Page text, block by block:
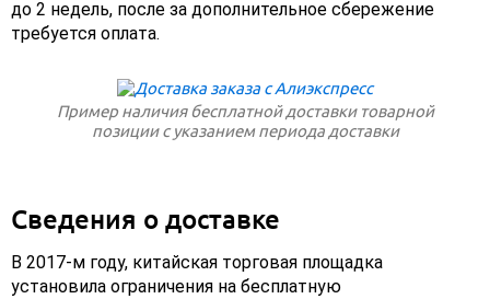
до 2 недель, после за дополнительное сбережение
требуется оплата.
Пример наличия бесплатной доставки товарной
позиции с указанием периода доставки
Сведения о доставке
В 2017-м году, китайская торговая площадка
установила ограничения на бесплатную